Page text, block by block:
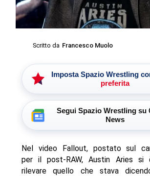
Scritto da Francesco Muolo
Imposta Spazio Wrestling
preferita
Segui Spazio Wrestling su
News
Nel video Fallout, postato sul
per il post-RAW, Austin Aries
rilevare quello che stava